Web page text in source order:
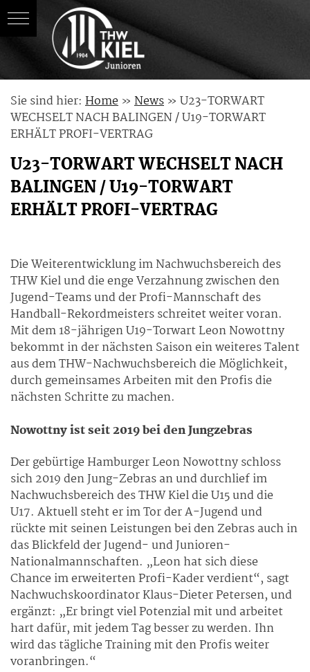
content
Sie sind hier: Home » News » U23-TORWART
WECHSELT NACH BALINGEN / U19-TORWART
ERHÄLT PROFI-VERTRAG
U23-TORWART WECHSELT NACH
BALINGEN / U19-TORWART
ERHÄLT PROFI-VERTRAG
Die Weiterentwicklung im Nachwuchsbereich des
THW Kiel und die enge Verzahnung zwischen den
Jugend-Teams und der Profi-Mannschaft des
Handball-Rekordmeisters schreitet weiter voran.
Mit dem 18-jährigen U19-Torwart Leon Nowottny
bekommt in der nächsten Saison ein weiteres Talent
aus dem THW-Nachwuchsbereich die Möglichkeit,
durch gemeinsames Arbeiten mit den Profis die
nächsten Schritte zu machen.
Nowottny ist seit 2019 bei den Jungzebras
Der gebürtige Hamburger Leon Nowottny schloss
sich 2019 den Jung-Zebras an und durchlief im
Nachwuchsbereich des THW Kiel die U15 und die
U17. Aktuell steht er im Tor der A-Jugend und
rückte mit seinen Leistungen bei den Zebras auch in
das Blickfeld der Jugend- und Junioren-
Nationalmannschaften. „Leon hat sich diese
Chance im erweiterten Profi-Kader verdient“, sagt
Nachwuchskoordinator Klaus-Dieter Petersen, und
ergänzt: „Er bringt viel Potenzial mit und arbeitet
hart dafür, mit jedem Tag besser zu werden. Ihn
wird das tägliche Training mit den Profis weiter
voranbringen.“